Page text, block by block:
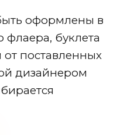
оформлены в
флаера, буклета
поставленных
дизайнером